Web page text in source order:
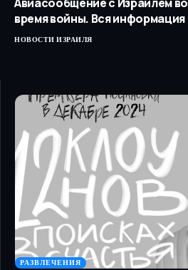
Авиасообщение с Израилем во
время войны. Вся информация
НОВОСТИ ИЗРАИЛЯ
РАЗВЛЕЧЕНИЯ